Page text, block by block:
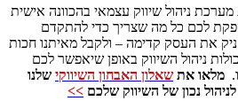
ניהול שיווק עצמאי בהכוונה אישית
לכם כל מה שצריך כדי להתקדם
את העסק קדימה – ולקבל מאיתנו חכות
ניהול השיווק באופן שיאפשר לכם
מלאו את שאלון האבחון השיווקי שלנו
נכון של השיווק שלכם >>